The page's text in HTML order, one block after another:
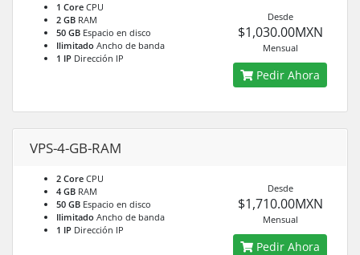
1 Core CPU
2 GB RAM
50 GB Espacio en disco
Ilimitado Ancho de banda
1 IP Dirección IP
Desde
$1,030.00MXN
Mensual
Pedir Ahora
VPS-4-GB-RAM
2 Core CPU
4 GB RAM
50 GB Espacio en disco
Ilimitado Ancho de banda
1 IP Dirección IP
Desde
$1,710.00MXN
Mensual
Pedir Ahora